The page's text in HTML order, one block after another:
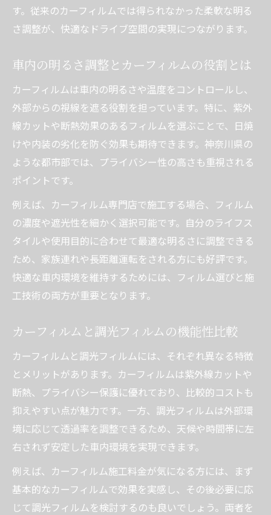
す。従来のカーフィルムでは得られなかった柔軟な明る
さ調整が、快適なドライブ空間の実現につながります。
車内の明るさ調整とカーフィルムの役割とは
カーフィルムは車内の明るさや温度をコントロールし、
外部からの視線を遮る役割を担っています。特に、紫外
線カットや断熱効果のあるフィルムを選ぶことで、日焼
けや内装の劣化を防ぐ効果も期待できます。神奈川県の
ような都市部では、プライバシー性の高さも重視される
ポイントです。
例えば、カーフィルム専門店で施工する場合、フィルム
の濃度や遮光性を細かく選択可能です。自分のライフス
タイルや使用目的に合わせて最適な明るさに調整できる
ため、家族連れや長距離運転をされる方にも好評です。
快適な車内環境を維持するためには、フィルム選びと施
工技術の両方が重要となります。
カーフィルムと調光フィルムの機能性比較
カーフィルムと調光フィルムには、それぞれ異なる特徴
とメリットがあります。カーフィルムは紫外線カットや
断熱、プライバシー保護に優れており、比較的コストも
抑えやすい点が魅力です。一方、調光フィルムは外部環
境に応じて透過率を調整できるため、天候や時間帯に左
右されず安定した車内環境を実現できます。
例えば、カーフィルム施工料金が気になる方には、まず
基本的なカーフィルムで効果を実感し、その後必要に応
じて調光フィルムを検討するのも良いでしょう。両者を